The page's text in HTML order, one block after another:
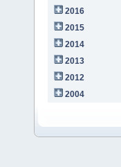
2016
2015
2014
2013
2012
2004